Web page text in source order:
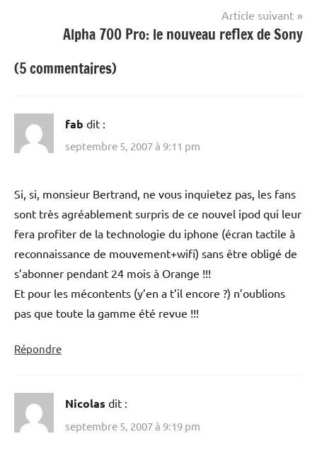
Article suivant
Alpha 700 Pro: le nouveau reflex de Sony
(5 commentaires)
fab dit :
septembre 5, 2007 à 9:11 pm
Si, si, monsieur Bertrand, ne vous inquietez pas, les fans
sont très agréablement surpris de ce nouvel ipod qui leur
fera profiter de la technologie du iphone (écran tactile à
reconnaissance de mouvement+wifi) sans être obligé de
s’abonner pendant 24 mois à Orange !!!
Et pour les mécontents (y’en a t’il encore ?) n’oublions
pas que toute la gamme été revue !!!
Répondre
Nicolas dit :
septembre 5, 2007 à 9:19 pm